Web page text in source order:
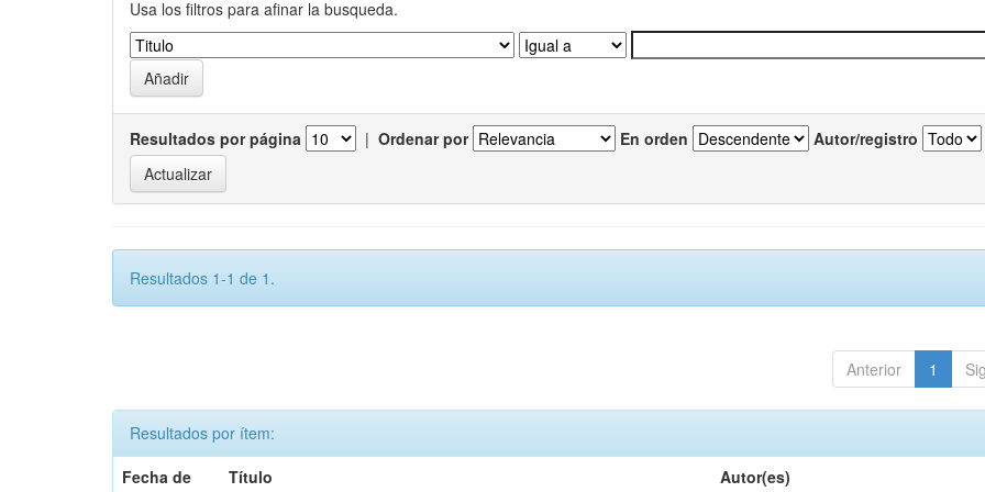
Usa los filtros para afinar la busqueda.
Resultados por página | Ordenar por En orden Autor/registro
Resultados 1-1 de 1.
Anterior 1
Resultados por ítem:
Fecha de
Título Autor(es)